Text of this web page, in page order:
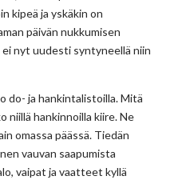
kipeä ja yskäkin on
päivän nukkumisen
nyt uudesti syntyneellä niin
do- ja hankintalistoilla. Mitä
niillä hankinnoilla kiire. Ne
omassa päässä. Tiedän
vauvan saapumista
vaipat ja vaatteet kyllä